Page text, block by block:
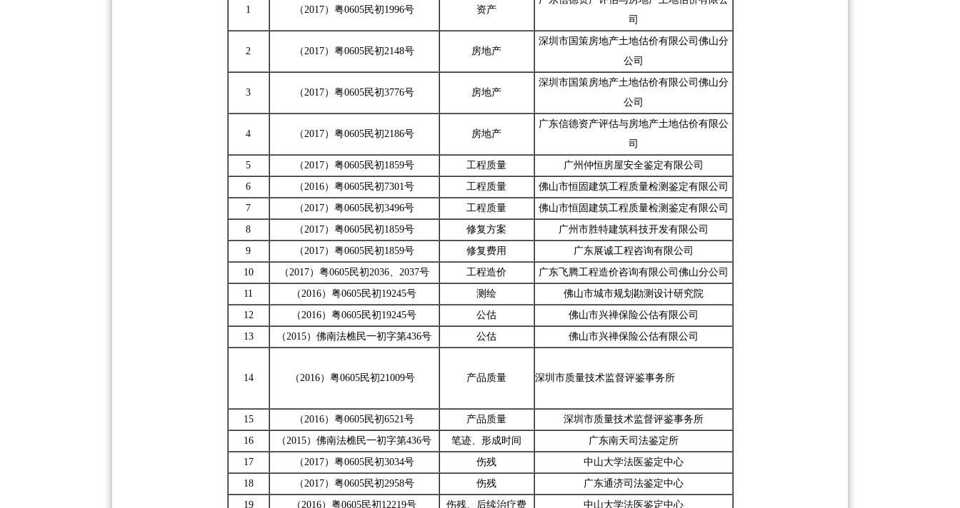
1 （2017）粤0605民初1996号 资产
司
2 （2017）粤0605民初2148号 房地产
深圳市国策房地产土地估价有限公司佛山分
公司
3 （2017）粤0605民初3776号 房地产
深圳市国策房地产土地估价有限公司佛山分
公司
4 （2017）粤0605民初2186号 房地产
广东信德资产评估与房地产土地估价有限公
司
5
（2017）粤0605民初1859号 工程质量
广州仲恒房屋安全鉴定有限公司
6
（2016）粤0605民初7301号 工程质量
佛山市恒固建筑工程质量检测鉴定有限公司
7
（2017）粤0605民初3496号 工程质量
佛山市恒固建筑工程质量检测鉴定有限公司
8
（2017）粤0605民初1859号 修复方案
广州市胜特建筑科技开发有限公司
9
（2017）粤0605民初1859号 修复费用
广东展诚工程咨询有限公司
10
（2017）粤0605民初2036、2037号 工程造价
广东飞腾工程造价咨询有限公司佛山分公司
11
（2016）粤0605民初19245号 测绘
佛山市城市规划勘测设计研究院
12
（2016）粤0605民初19245号 公估
佛山市兴禅保险公估有限公司
13
（2015）佛南法樵民一初字第436号 公估 佛山市兴禅保险公估有限公司
14 （2016）粤0605民初21009号 产品质量 深圳市质量技术监督评鉴事务所
15 （2016）粤0605民初6521号 产品质量
深圳市质量技术监督评鉴事务所
16
（2015）佛南法樵民一初字第436号 笔迹、形成时间
广东南天司法鉴定所
17
（2017）粤0605民初3034号 伤残
中山大学法医鉴定中心
18
（2017）粤0605民初2958号 伤残
广东通济司法鉴定中心
19
（2016）粤0605民初12219号 伤残、后续治疗费
中山大学法医鉴定中心